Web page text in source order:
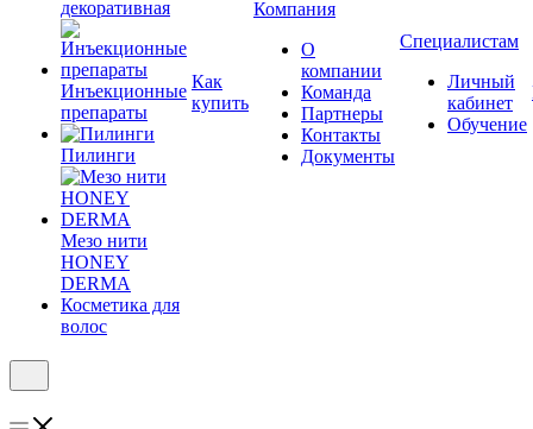
декоративная
Инъекционные
препараты
Пилинги
Мезо нити
HONEY
DERMA
Косметика для
волос
Как
купить
Компания
О
компании
Команда
Партнеры
Контакты
Документы
Специалистам
Личный
кабинет
Обучение